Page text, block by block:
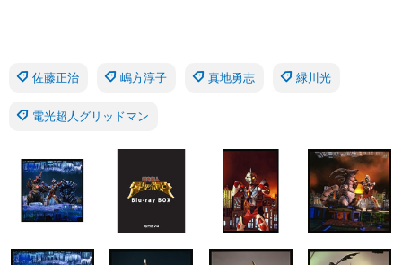
佐藤正治 嶋方淳子 真地勇志 緑川光
電光超人グリッドマン